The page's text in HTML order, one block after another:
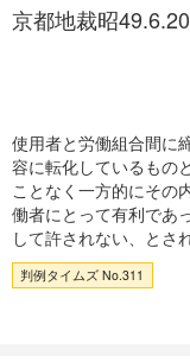
京都地裁昭
使用者と労働組合間に
容に転化しているもの
ことなく一方的にその
働者にとって有利であ
して許されない、とさ
判例タイムズ No.311